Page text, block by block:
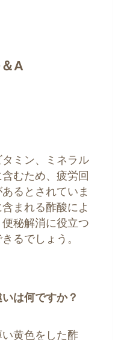
A
ミン、ミネラル
むため、疲労回
るとされていま
まれる酢酸によ
秘解消に役立つ
るでしょう。
は何ですか？
黄色をした酢